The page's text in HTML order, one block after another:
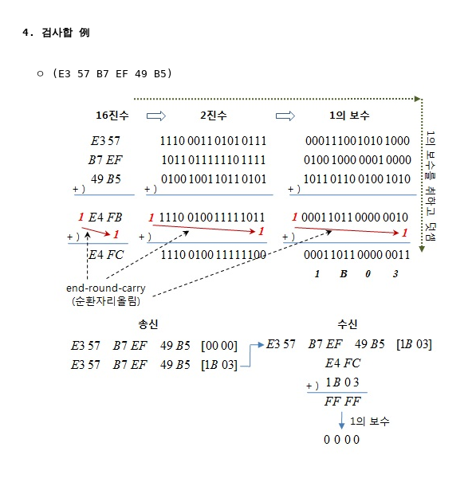
4. 검사합 例
  ㅇ (E3 57 B7 EF 49 B5)